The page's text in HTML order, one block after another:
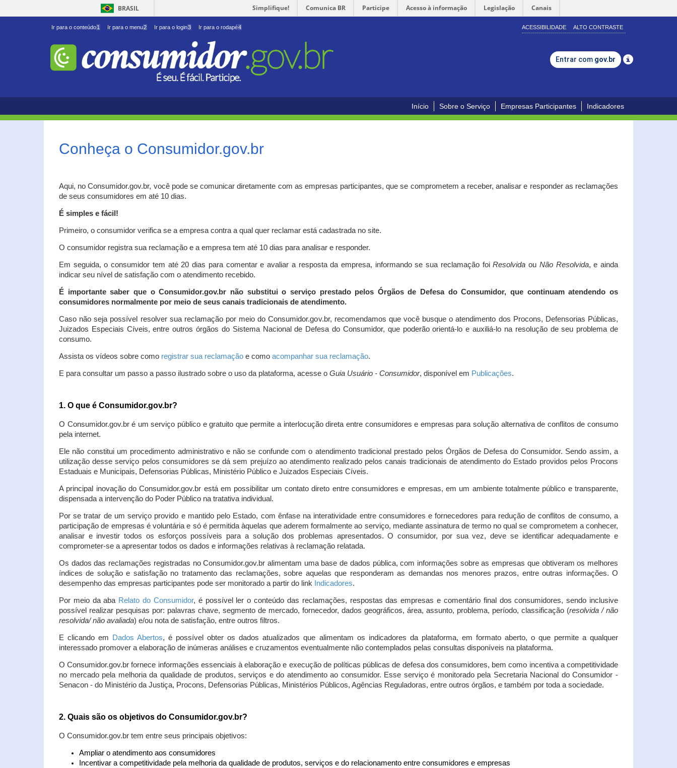
BRASIL Simplifique! Comunica BR Participe Acesso à informação Legislação Canais
Ir para o conteúdo1 Ir para o menu2 Ir para o login3 Ir para o rodapé4 ACESSIBILIDADE ALTO CONTRASTE
Entrar com gov.br
Início Sobre o Serviço Empresas Participantes Indicadores
Conheça o Consumidor.gov.br
Aqui, no Consumidor.gov.br, você pode se comunicar diretamente com as empresas participantes, que se comprometem a receber, analisar e responder as reclamações
de seus consumidores em até 10 dias.
É simples e fácil!
Primeiro, o consumidor verifica se a empresa contra a qual quer reclamar está cadastrada no site.
O consumidor registra sua reclamação e a empresa tem até 10 dias para analisar e responder.
Em seguida, o consumidor tem até 20 dias para comentar e avaliar a resposta da empresa, informando se sua reclamação foiResolvida ou Não Resolvida, e ainda
indicar seu nível de satisfação com o atendimento recebido.
É importante saber que o Consumidor.gov.br não substitui o serviço prestado pelos Órgãos de Defesa do Consumidor, que continuam atendendo os
consumidores normalmente por meio de seus canais tradicionais de atendimento.
Caso não seja possível resolver sua reclamação por meio do Consumidor.gov.br, recomendamos que você busque o atendimento dos Procons, Defensorias Públicas,
Juizados Especiais Cíveis, entre outros órgãos do Sistema Nacional de Defesa do Consumidor, que poderão orientá-lo e auxiliá-lo na resolução de seu problema de
consumo.
Assista os vídeos sobre como registrar sua reclamação e como acompanhar sua reclamação.
E para consultar um passo a passo ilustrado sobre o uso da plataforma, acesse o Guia Usuário - Consumidor, disponível em Publicações.
1. O que é Consumidor.gov.br?
O Consumidor.gov.br é um serviço público e gratuito que permite a interlocução direta entre consumidores e empresas para solução alternativa de conflitos de consumo
pela internet.
Ele não constitui um procedimento administrativo e não se confunde com o atendimento tradicional prestado pelos Órgãos de Defesa do Consumidor. Sendo assim, a
utilização desse serviço pelos consumidores se dá sem prejuízo ao atendimento realizado pelos canais tradicionais de atendimento do Estado providos pelos Procons
Estaduais e Municipais, Defensorias Públicas, Ministério Público e Juizados Especiais Cíveis.
A principal inovação do Consumidor.gov.br está em possibilitar um contato direto entre consumidores e empresas, em um ambiente totalmente público e transparente,
dispensada a intervenção do Poder Público na tratativa individual.
Por se tratar de um serviço provido e mantido pelo Estado, com ênfase na interatividade entre consumidores e fornecedores para redução de conflitos de consumo, a
participação de empresas é voluntária e só é permitida àquelas que aderem formalmente ao serviço, mediante assinatura de termo no qual se comprometem a conhecer,
analisar e investir todos os esforços possíveis para a solução dos problemas apresentados. O consumidor, por sua vez, deve se identificar adequadamente e
comprometer-se a apresentar todos os dados e informações relativas à reclamação relatada.
Os dados das reclamações registradas no Consumidor.gov.br alimentam uma base de dados pública, com informações sobre as empresas que obtiveram os melhores
índices de solução e satisfação no tratamento das reclamações, sobre aquelas que responderam as demandas nos menores prazos, entre outras informações. O
desempenho das empresas participantes pode ser monitorado a partir do link
Indicadores.
Por meio da aba Relato do Consumidor, é possível ler o conteúdo das reclamações, respostas das empresas e comentário final dos consumidores, sendo inclusive
possível realizar pesquisas por: palavras chave, segmento de mercado, fornecedor, dados geográficos, área, assunto, problema, período, classificação (resolvida / não
resolvida/ não avaliada) e/ou nota de satisfação, entre outros filtros.
E clicando em Dados Abertos, é possível obter os dados atualizados que alimentam os indicadores da plataforma, em formato aberto, o que permite a qualquer
interessado promover a elaboração de inúmeras análises e cruzamentos eventualmente não contemplados pelas consultas disponíveis na plataforma.
O Consumidor.gov.br fornece informações essenciais à elaboração e execução de políticas públicas de defesa dos consumidores, bem como incentiva a competitividade
no mercado pela melhoria da qualidade de produtos, serviços e do atendimento ao consumidor. Esse serviço é monitorado pela Secretaria Nacional do Consumidor -
Senacon - do Ministério da Justiça, Procons, Defensorias Públicas, Ministérios Públicos, Agências Reguladoras, entre outros órgãos, e também por toda a sociedade.
2. Quais são os objetivos do Consumidor.gov.br?
O Consumidor.gov.br tem entre seus principais objetivos:
Ampliar o atendimento aos consumidores
Incentivar a competitividade pela melhoria da qualidade de produtos, serviços e do relacionamento entre consumidores e empresas